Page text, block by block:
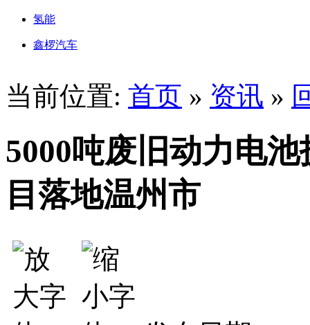
氢能
鑫椤汽车
当前位置: 首页 » 资讯 »
5000吨废旧动力电
目落地温州市